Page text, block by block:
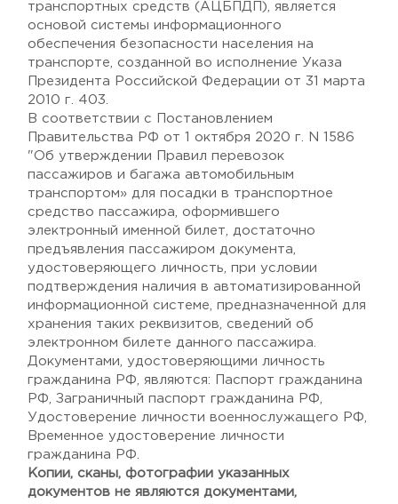
транспортных средств (АЦБПДП), является
основой системы информационного
обеспечения безопасности населения на
транспорте, созданной во исполнение Указа
Президента Российской Федерации от 31 марта
2010 г. 403.
В соответствии с Постановлением
Правительства РФ от 1 октября 2020 г. N 1586
"Об утверждении Правил перевозок
пассажиров и багажа автомобильным
транспортом» для посадки в транспортное
средство пассажира, оформившего
электронный именной билет, достаточно
предъявления пассажиром документа,
удостоверяющего личность, при условии
подтверждения наличия в автоматизированной
информационной системе, предназначенной для
хранения таких реквизитов, сведений об
электронном билете данного пассажира.
Документами, удостоверяющими личность
гражданина РФ, являются: Паспорт гражданина
РФ, Заграничный паспорт гражданина РФ,
Удостоверение личности военнослужащего РФ,
Временное удостоверение личности
гражданина РФ.
Копии, сканы, фотографии указанных
документов не являются документами,